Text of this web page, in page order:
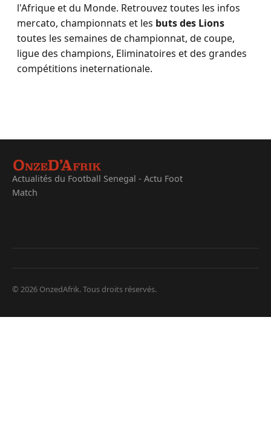
l'Afrique et du Monde. Retrouvez toutes les infos
mercato, championnats et les buts des Lions
toutes les semaines de championnat, de coupe,
ligue des champions, Eliminatoires et des grandes
compétitions ineternationale.
Actualités du Football Senegal - Actu Foot
Match
© 2026 OnzedAfrik. Tous droits réservés.